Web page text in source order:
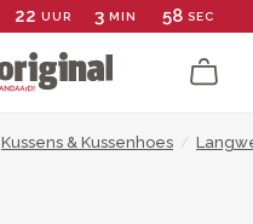
22 UUR 3 MIN 57 SEC
Kussens & Kussenhoes /